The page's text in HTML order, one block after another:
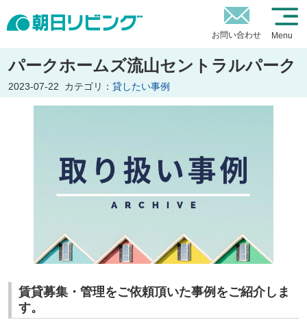
お問い合わせ Menu
パークホームズ流山セントラルパーク
2023-07-22 カテゴリ： 貸したい事例
賃貸募集・管理をご依頼頂いた事例をご紹介しま
す。